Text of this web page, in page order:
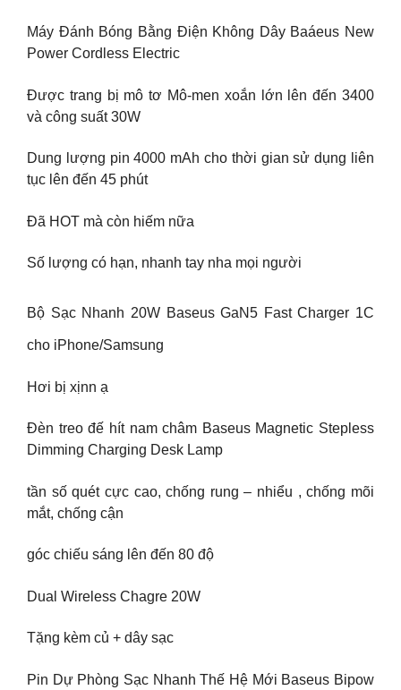
Máy Đánh Bóng Bằng Điện Không Dây Baáeus New
Power Cordless Electric
Được trang bị mô tơ Mô-men xoắn lớn lên đến 3400
và công suất 30W
Dung lượng pin 4000 mAh cho thời gian sử dụng liên
tục lên đến 45 phút
Đã HOT mà còn hiếm nữa
Số lượng có hạn, nhanh tay nha mọi người
Bộ Sạc Nhanh 20W Baseus GaN5 Fast Charger 1C
cho iPhone/Samsung
Hơi bị xịnn ạ
Đèn treo đế hít nam châm Baseus Magnetic Stepless
Dimming Charging Desk Lamp
tần số quét cực cao, chống rung – nhiểu , chống mõi
mắt, chống cận
góc chiếu sáng lên đến 80 độ
Dual Wireless Chagre 20W
Tặng kèm củ + dây sạc
Pin Dự Phòng Sạc Nhanh Thế Hệ Mới Baseus Bipow